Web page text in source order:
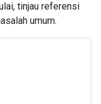
tinjau referensi
umum.